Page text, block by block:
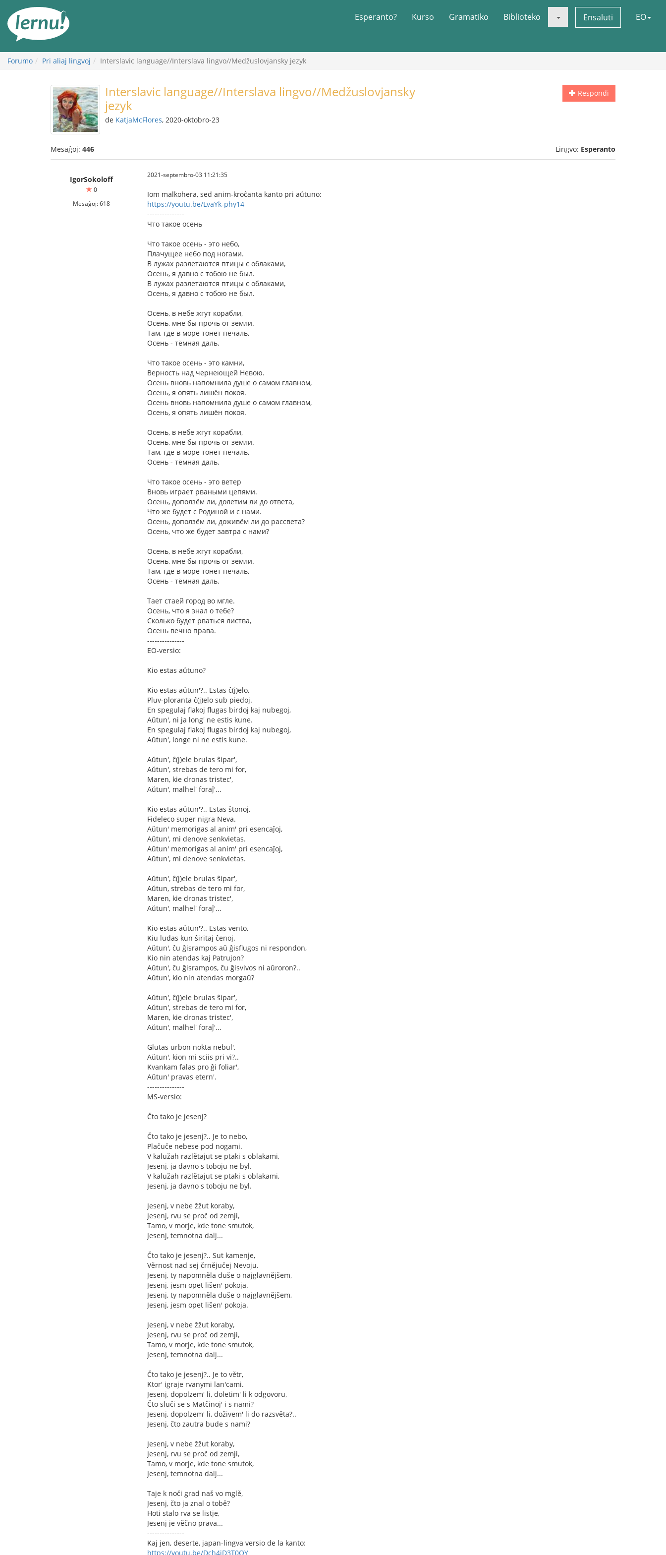
enhavo
Esperanto? Kurso Gramatiko Biblioteko Ensaluti EO
Forumo Pri aliaj lingvoj Interslavic language//Interslava lingvo//Medžuslovjansky jezyk
Respondi
Interslavic language//Interslava lingvo//Medžuslovjansky
jezyk
de KatjaMcFlores, 2020-oktobro-23
Mesaĝoj: 446 Lingvo: Esperanto
IgorSokoloff
0
Mesaĝoj: 618
2021-septembro-03 11:21:35
Iom malkohera, sed anim-kroĉanta kanto pri aŭtuno:
https://youtu.be/LvaYk-phy14
---------------
Что такое осень
Что такое осень - это небо,
Плачущее небо под ногами.
В лужах разлетаются птицы с облаками,
Осень, я давно с тобою не был.
В лужах разлетаются птицы с облаками,
Осень, я давно с тобою не был.
Осень, в небе жгут корабли,
Осень, мне бы прочь от земли.
Там, где в море тонет печаль,
Осень - тёмная даль.
Что такое осень - это камни,
Верность над чернеющей Невою.
Осень вновь напомнила душе о самом главном,
Осень, я опять лишён покоя.
Осень вновь напомнила душе о самом главном,
Осень, я опять лишён покоя.
Осень, в небе жгут корабли,
Осень, мне бы прочь от земли.
Там, где в море тонет печаль,
Осень - тёмная даль.
Что такое осень - это ветер
Вновь играет рваными цепями.
Осень, доползём ли, долетим ли до ответа,
Что же будет с Родиной и с нами.
Осень, доползём ли, доживём ли до рассвета?
Осень, что же будет завтра с нами?
Осень, в небе жгут корабли,
Осень, мне бы прочь от земли.
Там, где в море тонет печаль,
Осень - тёмная даль.
Тает стаей город во мгле.
Осень, что я знал о тебе?
Сколько будет рваться листва,
Осень вечно права.
---------------
EO-versio:
Kio estas aŭtuno?
Kio estas aŭtun'?.. Estas ĉ(j)elo,
Pluv-ploranta ĉ(j)elo sub piedoj.
En spegulaj flakoj flugas birdoj kaj nubegoj,
Aŭtun', ni ja long' ne estis kune.
En spegulaj flakoj flugas birdoj kaj nubegoj,
Aŭtun', longe ni ne estis kune.
Aŭtun', ĉ(j)ele brulas ŝipar',
Aŭtun', strebas de tero mi for,
Maren, kie dronas tristec',
Aŭtun', malhel' foraĵ'...
Kio estas aŭtun'?.. Estas ŝtonoj,
Fideleco super nigra Neva.
Aŭtun' memorigas al anim' pri esencaĵoj,
Aŭtun', mi denove senkvietas.
Aŭtun' memorigas al anim' pri esencaĵoj,
Aŭtun', mi denove senkvietas.
Aŭtun', ĉ(j)ele brulas ŝipar',
Aŭtun, strebas de tero mi for,
Maren, kie dronas tristec',
Aŭtun', malhel' foraĵ'...
Kio estas aŭtun'?.. Estas vento,
Kiu ludas kun ŝiritaj ĉenoj.
Aŭtun', ĉu ĝisrampos aŭ ĝisflugos ni respondon,
Kio nin atendas kaj Patrujon?
Aŭtun', ĉu ĝisrampos, ĉu ĝisvivos ni aŭroron?..
Aŭtun', kio nin atendas morgaŭ?
Aŭtun', ĉ(j)ele brulas ŝipar',
Aŭtun', strebas de tero mi for,
Maren, kie dronas tristec',
Aŭtun', malhel' foraĵ'...
Glutas urbon nokta nebul',
Aŭtun', kion mi sciis pri vi?..
Kvankam falas pro ĝi foliar',
Aŭtun' pravas etern'.
---------------
MS-versio:
Čto tako je jesenj?
Čto tako je jesenj?.. Je to nebo,
Plačuče nebese pod nogami.
V kalužah razlětajut se ptaki s oblakami,
Jesenj, ja davno s toboju ne byl.
V kalužah razlětajut se ptaki s oblakami,
Jesenj, ja davno s toboju ne byl.
Jesenj, v nebe žžut koraby,
Jesenj, rvu se proč od zemji,
Tamo, v morje, kde tone smutok,
Jesenj, temnotna dalj...
Čto tako je jesenj?.. Sut kamenje,
Věrnost nad sej črnějučej Nevoju.
Jesenj, ty napomněla duše o najglavnějšem,
Jesenj, jesm opet lišen' pokoja.
Jesenj, ty napomněla duše o najglavnějšem,
Jesenj, jesm opet lišen' pokoja.
Jesenj, v nebe žžut koraby,
Jesenj, rvu se proč od zemji,
Tamo, v morje, kde tone smutok,
Jesenj, temnotna dalj...
Čto tako je jesenj?.. Je to větr,
Ktor' igraje rvanymi lan'cami.
Jesenj, dopolzem' li, doletim' li k odgovoru,
Čto sluči se s Matčinoj' i s nami?
Jesenj, dopolzem' li, doživem' li do razsvěta?..
Jesenj, čto zautra bude s nami?
Jesenj, v nebe žžut koraby,
Jesenj, rvu se proč od zemji,
Tamo, v morje, kde tone smutok,
Jesenj, temnotna dalj...
Taje k noči grad naš vo mglě,
Jesenj, čto ja znal o tobě?
Hoti stalo rva se listje,
Jesenj je věčno prava...
---------------
Kaj jen, deserte, japan-lingva versio de la kanto:
https://youtu.be/Dch4jD3T0OY